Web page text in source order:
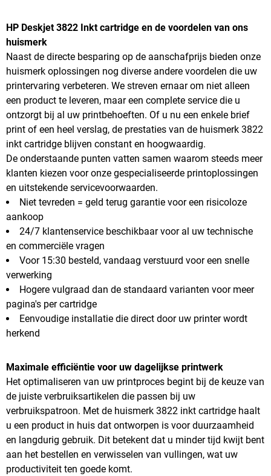
HP Deskjet 3822 Inkt cartridge en de voordelen van ons
huismerk
Naast de directe besparing op de aanschafprijs bieden onze
huismerk oplossingen nog diverse andere voordelen die uw
printervaring verbeteren. We streven ernaar om niet alleen
een product te leveren, maar een complete service die u
ontzorgt bij al uw printbehoeften. Of u nu een enkele brief
print of een heel verslag, de prestaties van de huismerk 3822
inkt cartridge blijven constant en hoogwaardig.
De onderstaande punten vatten samen waarom steeds meer
klanten kiezen voor onze gespecialiseerde printoplossingen
en uitstekende servicevoorwaarden.
Niet tevreden = geld terug garantie voor een risicoloze
aankoop
24/7 klantenservice beschikbaar voor al uw technische
en commerciële vragen
Voor 15:30 besteld, vandaag verstuurd voor een snelle
verwerking
Hogere vulgraad dan de standaard varianten voor meer
pagina's per cartridge
Eenvoudige installatie die direct door uw printer wordt
herkend
Maximale efficiëntie voor uw dagelijkse printwerk
Het optimaliseren van uw printproces begint bij de keuze van
de juiste verbruiksartikelen die passen bij uw
verbruikspatroon. Met de huismerk 3822 inkt cartridge haalt
u een product in huis dat ontworpen is voor duurzaamheid
en langdurig gebruik. Dit betekent dat u minder tijd kwijt bent
aan het bestellen en verwisselen van vullingen, wat uw
productiviteit ten goede komt.